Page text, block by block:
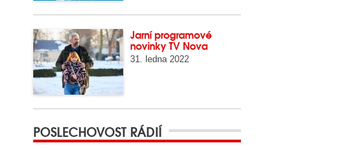
Jarní programové
novinky TV Nova
31. ledna 2022
POSLECHOVOST RÁDIÍ